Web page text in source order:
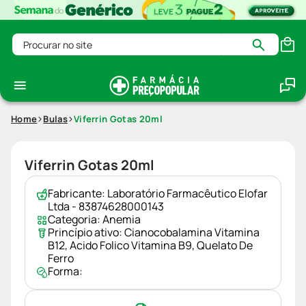
Procurar no site
Home Bulas Viferrin Gotas 20ml
Viferrin Gotas 20ml
Fabricante: Laboratório Farmacêutico Elofar
Ltda - 83874628000143
Categoria:Anemia
Princípio ativo:Cianocobalamina Vitamina
B12,Acido Folico Vitamina B9,Quelato De
Ferro
Forma: